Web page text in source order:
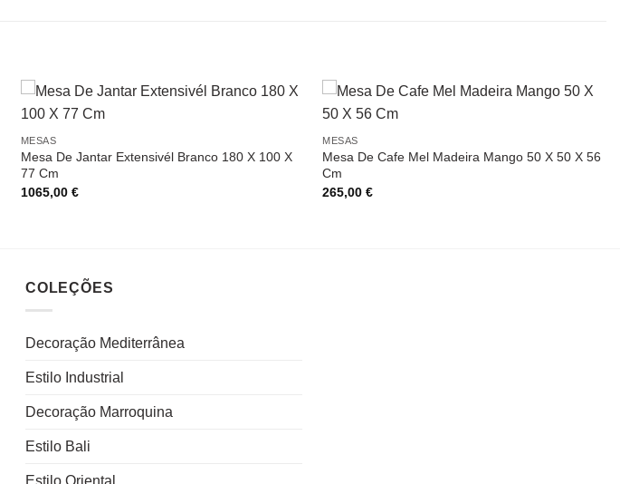
MESAS
Mesa De Jantar Extensivél Branco 180 X 100 X
77 Cm
1065,00 €
MESAS
Mesa De Cafe Mel Madeira Mango 50 X 50 X 56
Cm
265,00€
COLEÇÕES
Decoração Mediterrânea
Estilo Industrial
Decoração Marroquina
Estilo Bali
Estilo Oriental